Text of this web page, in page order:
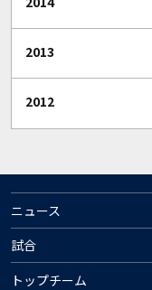
2013
2012
ニュース
試合
トップチーム